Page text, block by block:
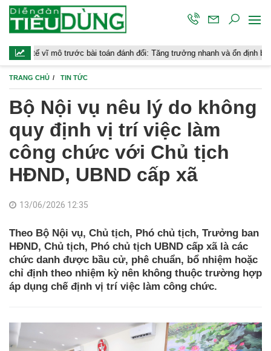
trước bài toán đánh đổi: Tăng trưởng nhanh và ổn định bền vững
TRANG CHỦ TIN TỨC
Bộ Nội vụ nêu lý do không
quy định vị trí việc làm
công chức với Chủ tịch
HĐND, UBND cấp xã
13/06/2026 12:35
Theo Bộ Nội vụ, Chủ tịch, Phó chủ tịch, Trưởng ban
HĐND, Chủ tịch, Phó chủ tịch UBND cấp xã là các
chức danh được bầu cử, phê chuẩn, bổ nhiệm hoặc
chỉ định theo nhiệm kỳ nên không thuộc trường hợp
áp dụng chế định vị trí việc làm công chức.